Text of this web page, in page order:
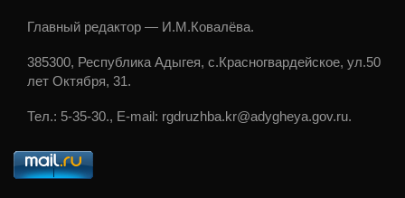
Главный редактор — И.М.Ковалёва.
385300, Республика Адыгея, с.Красногвардейское, ул.50
лет Октября, 31.
Тел.: 5-35-30., E-mail: rgdruzhba.kr@adygheya.gov.ru.